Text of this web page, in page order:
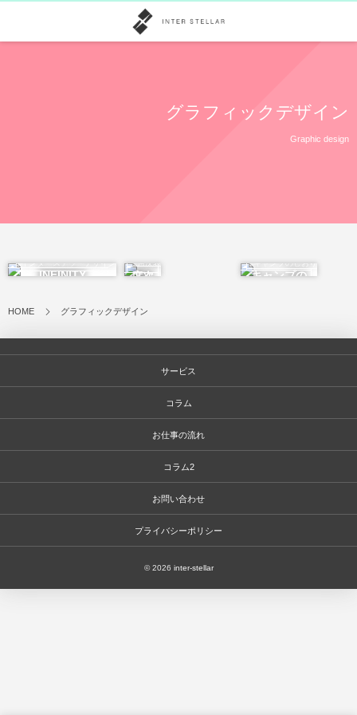
グラフィックデザイン
Graphic design
INFINITY
席次
キャンプの
HOME グラフィックデザイン
サービス
コラム
お仕事の流れ
コラム2
お問い合わせ
プライバシーポリシー
© 2026 inter-stellar